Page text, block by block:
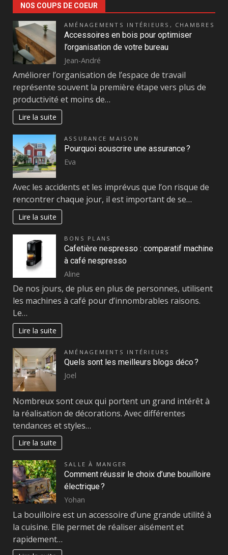
NOS COUPS DE COEUR
AMÉNAGEMENTS INTÉRIEURS , CHAMBRES
Accessoires en bois pour optimiser
l’organisation de votre bureau
Jean-André
Améliorer l’organisation de l’espace de travail
représente souvent la première étape vers plus de
productivité et moins de…
Lire la suite
ASSURANCE MAISON
Pourquoi souscrire une assurance ?
Eva
Avec les accidents et les imprévus que l’on risque de
rencontrer chaque jour, il est important de se…
Lire la suite
BONS PLANS
Cafetière nespresso : comparatif machine
à café nespresso
Aline
De nos jours, de plus en plus de personnes, utilisent
les machines à café pour d’innombrables raisons.
Le…
Lire la suite
AMÉNAGEMENTS INTÉRIEURS
Quels sont les meilleurs blogs déco ?
Joel
Nombreux sont ceux qui portent un grand intérêt à
la réalisation de décorations. Avec différentes
tendances et styles…
Lire la suite
SALLE À MANGER
Comment réussir le choix d’une bouilloire
électrique ?
Yohan
La bouilloire est un accessoire d’une grande utilité à
la cuisine. Elle permet de réaliser aisément et
rapidement…